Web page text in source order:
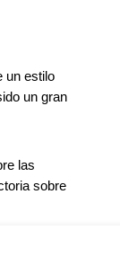
un estilo
un gran
las
sobre